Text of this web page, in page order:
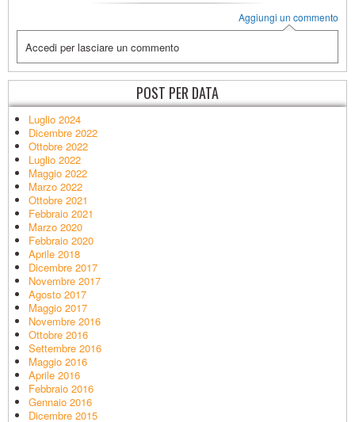
Aggiungi un commento
Accedi per lasciare un commento
POST PER DATA
Luglio 2024
Dicembre 2022
Ottobre 2022
Luglio 2022
Maggio 2022
Marzo 2022
Ottobre 2021
Febbraio 2021
Marzo 2020
Febbraio 2020
Aprile 2018
Dicembre 2017
Novembre 2017
Agosto 2017
Maggio 2017
Novembre 2016
Ottobre 2016
Settembre 2016
Maggio 2016
Aprile 2016
Febbraio 2016
Gennaio 2016
Dicembre 2015